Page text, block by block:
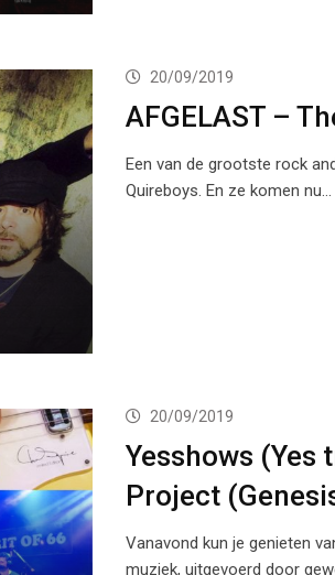
20/09/2019
AFGELAST –
Een van de grootste rock
Quireboys. En ze komen nu…
20/09/2019
Yesshows (Yes
Project
Vanavond kun je genieten
muziek, uitgevoerd door